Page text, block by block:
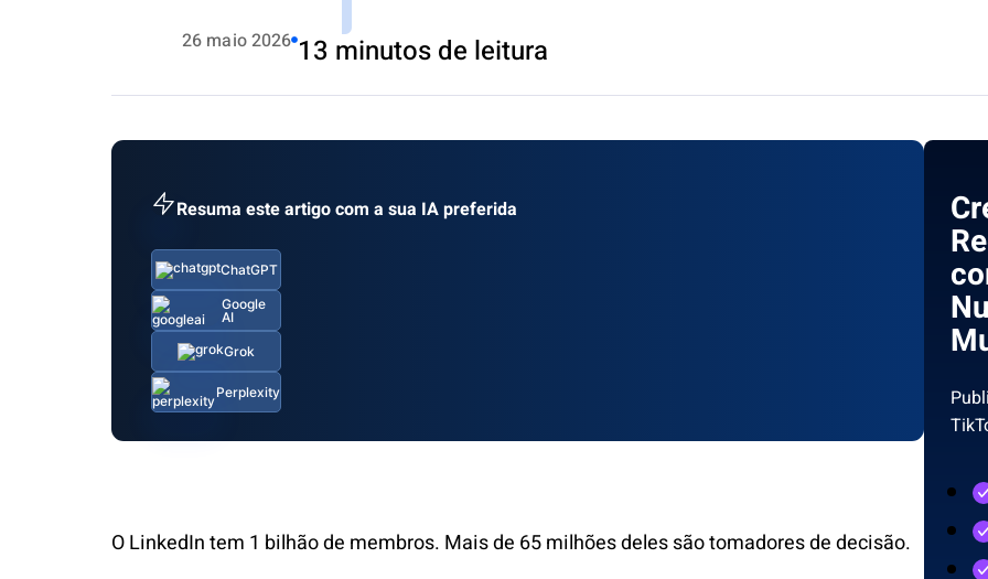
26 maio 2026 13 minutos de leitura
Resuma este artigo com a sua IA preferida
ChatGPT
Google
AI
Grok
Perplexity
O LinkedIn tem 1 bilhão de membros. Mais de 65 milhões deles são tomadores de decisão.